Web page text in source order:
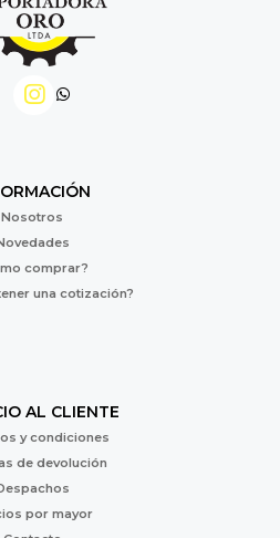
Nosotros
comprar?
una cotización?
AL CLIENTE
y condiciones
de devolución
por mayor